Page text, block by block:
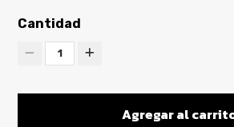
Cantidad
1
Agregar al